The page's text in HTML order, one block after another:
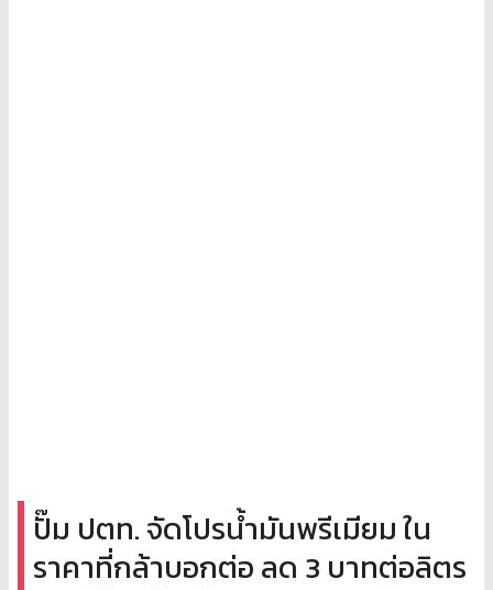
ปั๊ม ปตท. จัดโปรน้ำมันพรีเมียม ใน
ราคาที่กล้าบอกต่อ ลด 3 บาทต่อลิตร